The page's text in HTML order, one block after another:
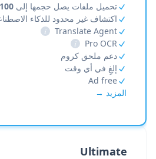
تحميل ملفات يصل حجمها إلى 100 MB
اكتشاف غير محدود للذكاء
Translate Agent
i
Pro OCR
i
دعم ملحق كروم
إلغِ في أي وقت
Ad free
المزيد →
Ultimate